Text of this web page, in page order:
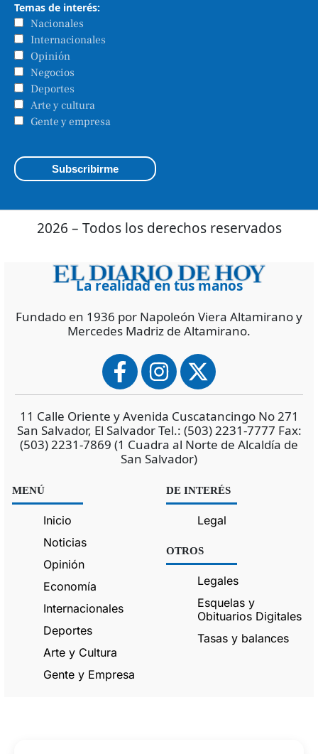
Temas de interés:
Nacionales
Internacionales
Opinión
Negocios
Deportes
Arte y cultura
Gente y empresa
2026 – Todos los derechos reservados
La realidad en tus manos
Fundado en 1936 por Napoleón Viera Altamirano y
Mercedes Madriz de Altamirano.
11 Calle Oriente y Avenida Cuscatancingo No 271
San Salvador, El Salvador Tel.: (503) 2231-7777 Fax:
(503) 2231-7869 (1 Cuadra al Norte de Alcaldía de
San Salvador)
MENÚ
Inicio
Noticias
Opinión
Economía
Internacionales
Deportes
Arte y Cultura
Gente y Empresa
DE INTERÉS
Legal
OTROS
Legales
Esquelas y
Obituarios Digitales
Tasas y balances